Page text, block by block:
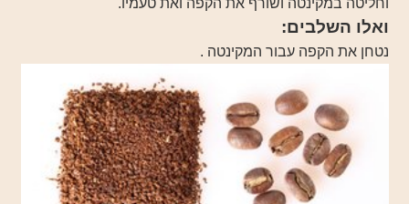
ואלו השלבים:
נטחן את הקפה עבור המקינטה .